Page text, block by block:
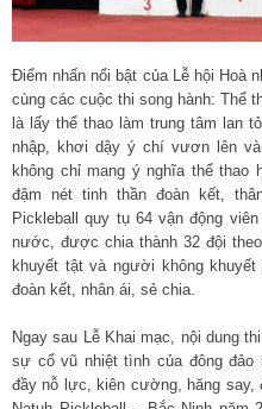
Điểm nhấn nổi bật của Lễ hội Hoà
cùng các cuộc thi song hành: Thể
là lấy thể thao làm trung tâm lan
nhập, khơi dậy ý chí vươn lên
không chỉ mang ý nghĩa thể thao
đậm nét tinh thần đoàn kết,
Pickleball quy tụ 64 vận động
nước, được chia thành 32 đội
khuyết tật và người không
đoàn kết, nhân ái, sẻ chia.
Ngay sau Lễ Khai mạc, nội dung
sự cổ vũ nhiệt tình của đông đảo
đầy nỗ lực, kiên cường, hăng say,